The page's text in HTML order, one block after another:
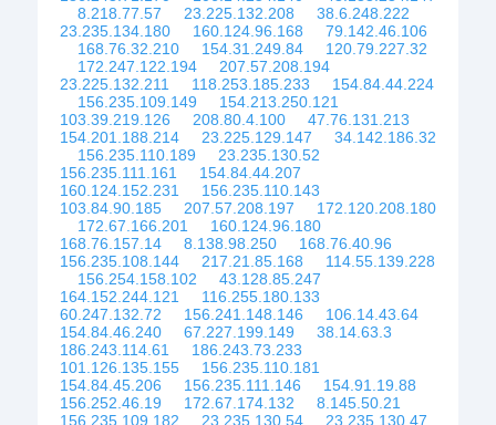
8.218.77.57
23.225.132.208
38.6.248.222
23.235.134.180
160.124.96.168
79.142.46.106
168.76.32.210
154.31.249.84
120.79.227.32
172.247.122.194
207.57.208.194
23.225.132.211
118.253.185.233
154.84.44.224
156.235.109.149
154.213.250.121
103.39.219.126
208.80.4.100
47.76.131.213
154.201.188.214
23.225.129.147
34.142.186.32
156.235.110.189
23.235.130.52
156.235.111.161
154.84.44.207
160.124.152.231
156.235.110.143
103.84.90.185
207.57.208.197
172.120.208.180
172.67.166.201
160.124.96.180
168.76.157.14
8.138.98.250
168.76.40.96
156.235.108.144
217.21.85.168
114.55.139.228
156.254.158.102
43.128.85.247
164.152.244.121
116.255.180.133
60.247.132.72
156.241.148.146
106.14.43.64
154.84.46.240
67.227.199.149
38.14.63.3
186.243.114.61
186.243.73.233
101.126.135.155
156.235.110.181
154.84.45.206
156.235.111.146
154.91.19.88
156.252.46.19
172.67.174.132
8.145.50.21
156.235.109.182
23.235.130.54 23.235.130.47